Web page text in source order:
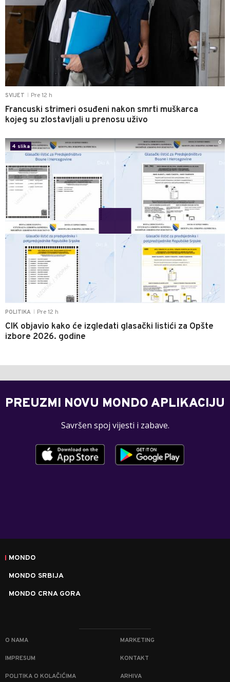
SVIJET Pre 12 h
Francuski strimeri osuđeni nakon smrti muškarca
kojeg su zlostavljali u prenosu uživo
POLITIKA Pre 12 h
CIK objavio kako će izgledati glasački listići za Opšte
izbore 2026. godine
4 slika
0
PREUZMI NOVU MONDO APLIKACIJU
Savršen spoj vijesti i zabave.
MONDO
MONDO SRBIJA
MONDO CRNA GORA
O NAMA MARKETING
IMPRESUM KONTAKT
POLITIKA O KOLAČIĆIMA ARHIVA